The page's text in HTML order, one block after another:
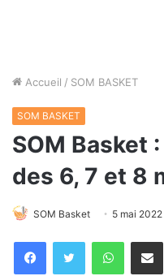
Accueil / SOM BASKET
SOM BASKET
SOM Basket
des 6, 7 et 8
SOM Basket 5 mai 2022